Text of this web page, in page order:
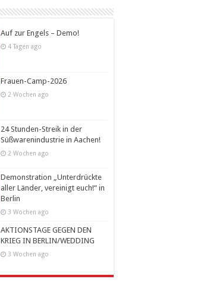
Auf zur Engels – Demo!
4 Tagen ago
Frauen-Camp-2026
2 Wochen ago
24 Stunden-Streik in der
Süßwarenindustrie in Aachen!
2 Wochen ago
Demonstration „Unterdrückte
aller Länder, vereinigt euch!“ in
Berlin
3 Wochen ago
AKTIONSTAGE GEGEN DEN
KRIEG IN BERLIN/WEDDING
3 Wochen ago